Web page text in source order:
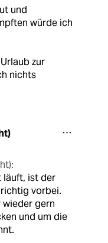
und
würde ich
zur
nichts
läuft, ist der
vorbei.
wieder gern
und um die